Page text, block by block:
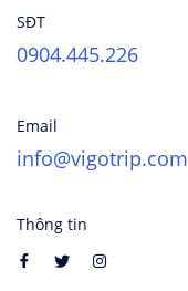
SĐT
0904.445.226
Email
info@vigotrip.com
Thông tin